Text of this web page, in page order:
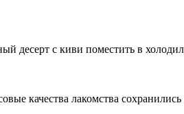
десерт с киви поместить в
качества лакомства